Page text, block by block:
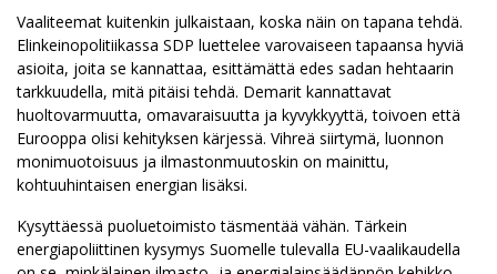
Vaaliteemat kuitenkin julkaistaan, koska näin on tapana tehdä.
Elinkeinopolitiikassa SDP luettelee varovaiseen tapaansa hyviä
asioita, joita se kannattaa, esittämättä edes sadan hehtaarin
tarkkuudella, mitä pitäisi tehdä. Demarit kannattavat
huoltovarmuutta, omavaraisuutta ja kyvykkyyttä, toivoen että
Eurooppa olisi kehityksen kärjessä. Vihreä siirtymä, luonnon
monimuotoisuus ja ilmastonmuutoskin on mainittu,
kohtuuhintaisen energian lisäksi.
Kysyttäessä puoluetoimisto täsmentää vähän. Tärkein
energiapoliittinen kysymys Suomelle tulevalla EU-vaalikaudella